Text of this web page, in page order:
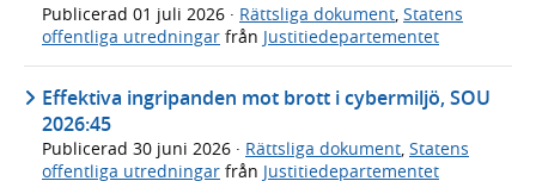
Publicerad 01 juli 2026 · Rättsliga dokument Statens
offentliga utredningar från Justitiedepartementet
Effektiva ingripanden mot brott i cybermiljö, SOU
2026:45
Publicerad 30 juni 2026 · Rättsliga dokument, Statens
offentliga utredningar från Justitiedepartementet